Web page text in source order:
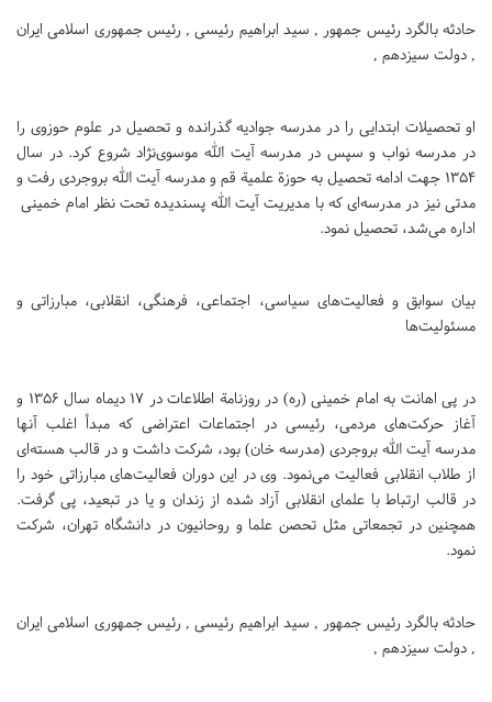
حادثه بالگرد رئیس جمهور , سید ابراهیم رئیسی , رئیس جمهوری اسلامی ایران
, دولت سیزدهم ,
او تحصیلات ابتدایی را در مدرسه جوادیه گذرانده و تحصیل در علوم حوزوی را
در مدرسه نواب و سپس در مدرسه آیت الله موسوی‌نژاد شروع کرد. در سال
1354 جهت ادامه تحصیل به حوزة علمیة قم و مدرسه آیت الله بروجردی رفت و
مدتی نیز در مدرسه‌ای که با مدیریت آیت الله پسندیده تحت نظر امام خمینی
اداره می‌شد، تحصیل نمود.
بیان سوابق و فعالیت‌های سیاسی، ‌اجتماعی،‌ فرهنگی،‌ انقلابی، مبارزاتی و
مسئولیت‌ها
در پی اهانت به امام خمینی (ره) در روزنامة اطلاعات در 17 دیماه سال 1356 و
آغاز حرکت‌های مردمی، رئیسی در اجتماعات اعتراضی که مبدأ اغلب آنها
مدرسه آیت الله بروجردی (مدرسه خان) بود، شرکت داشت و در قالب هسته‌ای
از طلاب انقلابی فعالیت می‌نمود. وی در این دوران فعالیت‌های مبارزاتی خود را
در قالب ارتباط با علمای انقلابی آزاد شده از زندان و یا در تبعید، پی گرفت.
همچنین در تجمعاتی مثل تحصن علما و روحانیون در دانشگاه تهران، شرکت
نمود.
حادثه بالگرد رئیس جمهور , سید ابراهیم رئیسی , رئیس جمهوری اسلامی ایران
, دولت سیزدهم ,